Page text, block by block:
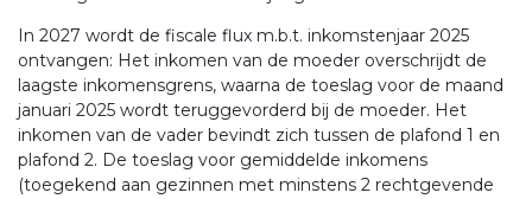
In 2027 wordt de fiscale flux m.b.t. inkomstenjaar 2025
ontvangen: Het inkomen van de moeder overschrijdt de
laagste inkomensgrens, waarna de toeslag voor de maand
januari 2025 wordt teruggevorderd bij de moeder. Het
inkomen van de vader bevindt zich tussen de plafond 1 en
plafond 2. De toeslag voor gemiddelde inkomens
(toegekend aan gezinnen met minstens 2 rechtgevende